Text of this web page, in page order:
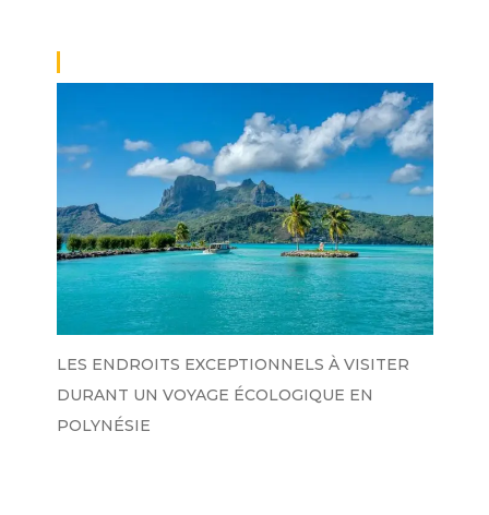
LES ENDROITS EXCEPTIONNELS À VISITER
DURANT UN VOYAGE ÉCOLOGIQUE EN
POLYNÉSIE